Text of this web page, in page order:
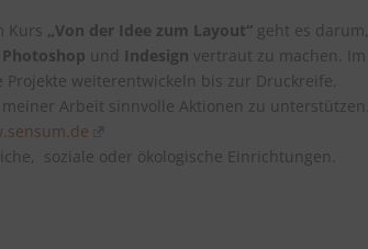
Kurs „Von der Idee zum Layout“ geht es darum,
Photoshop und Indesign vertraut zu machen. Im
weiterentwickeln bis zur Druckreife.
Arbeit sinnvolle Aktionen zu unterstützen.
soziale oder ökologische Einrichtungen.